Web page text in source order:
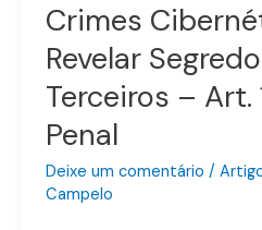
Crimes
Revelar
Terceiros – Art.
Penal
Deixe um comentário /
Campelo
Penal